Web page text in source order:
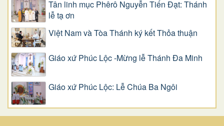
Tân linh mục Phêrô Nguyễn Tiến Đạt: Thánh
lễ tạ ơn
Việt Nam và Tòa Thánh ký kết Thỏa thuận
Giáo xứ Phúc Lộc -Mừng lễ Thánh Đa Minh
Giáo xứ Phúc Lộc: Lễ Chúa Ba Ngôi